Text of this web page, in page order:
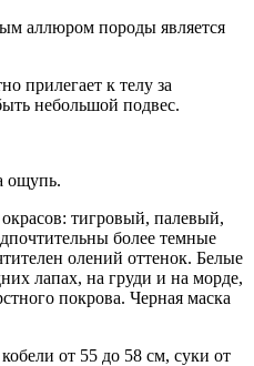
аллюром породы является
прилегает к телу за
небольшой подвес.
ощупь.
тигровый, палевый,
более темные
олений оттенок. Белые
лапах, на груди и на морде,
покрова. Черная маска
от 55 до 58 см, суки от